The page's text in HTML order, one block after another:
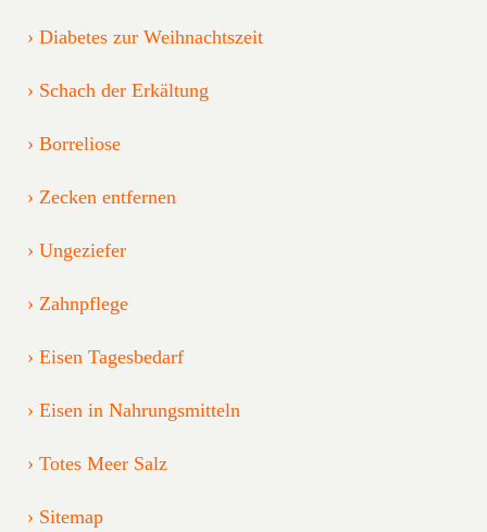
Diabetes zur Weihnachtszeit
Schach der Erkältung
Borreliose
Zecken entfernen
Ungeziefer
Zahnpflege
Eisen Tagesbedarf
Eisen in Nahrungsmitteln
Totes Meer Salz
Sitemap